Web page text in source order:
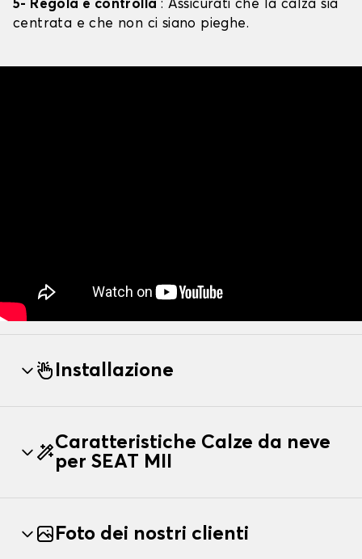
5- Regola e controlla : Assicurati che la calza sia
centrata e che non ci siano pieghe.
Installazione
Caratteristiche Calze da neve
per SEAT MII
Foto dei nostri clienti